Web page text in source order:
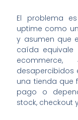
El problema
uptime como
y asumen que
caída
desapercibidos
una tienda que
pago o
stock, checkout